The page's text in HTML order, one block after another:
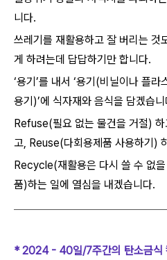
니다.
쓰레기를 재활용하고 잘 버리는 것
게 하려는데 답답하기만 합니다.
‘용기’를 내서 ‘용기(비닐이나 플
용기)’에 식자재와 음식을 담겠습니
Refuse(필요 없는 물건을 거절)
고, Reuse(다회용제품 사용하기)
Recycle(재활용은 다시 쓸 수 없
품)하는 일에 열심을 내겠습니다.
* 2024 - 40일/7주간의 탄소금식